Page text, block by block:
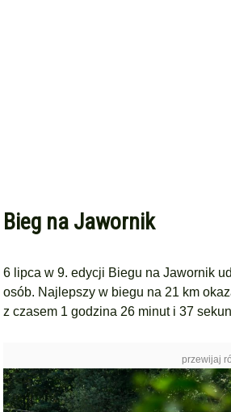
Bieg na Jawornik
6 lipca w 9. edycji Biegu na Jawornik
osób. Najlepszy w biegu na 21 km
z czasem 1 godzina 26 minut i 37
przewijaj